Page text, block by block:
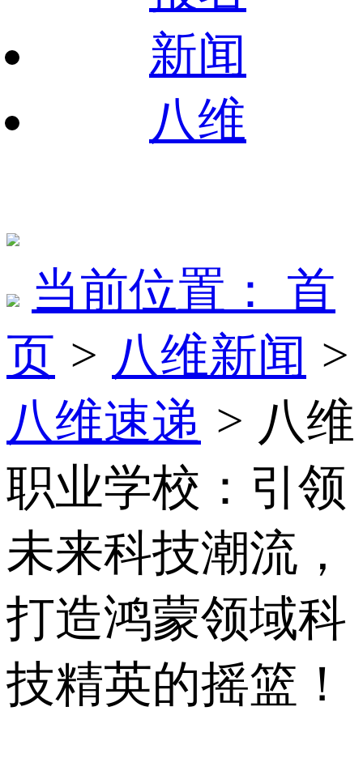
新闻
八维
当前位置： 首
页 > 八维新闻 >
八维速递 > 八维
职业学校：引领
未来科技潮流，
打造鸿蒙领域科
技精英的摇篮！